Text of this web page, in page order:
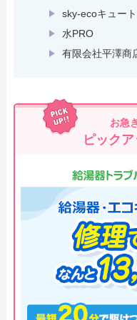
sky-ecoキュート
水PRO
有限会社平澤商
お急
ピック